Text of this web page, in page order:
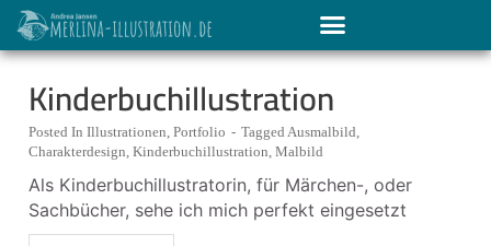
Kinderbuchillustration
Posted In Illustrationen Portfolio - Tagged Ausmalbild
Charakterdesign Kinderbuchillustration Malbild
Als Kinderbuchillustratorin, für Märchen-, oder
Sachbücher, sehe ich mich perfekt eingesetzt